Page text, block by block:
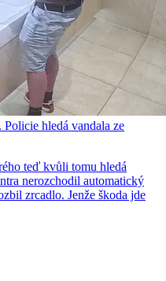
hledá vandala ze
teď kvůli tomu hledá
nerozchodil automatický
zrcadlo. Jenže škoda jde